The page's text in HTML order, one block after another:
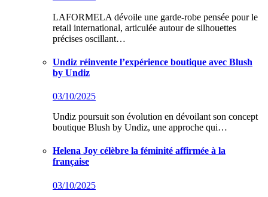
LAFORMELA dévoile une garde-robe pensée pour le
retail international, articulée autour de silhouettes
précises oscillant…
Undiz réinvente l’expérience boutique avec Blush
by Undiz
03/10/2025
Undiz poursuit son évolution en dévoilant son concept
boutique Blush by Undiz, une approche qui…
Helena Joy célèbre la féminité affirmée à la
française
03/10/2025